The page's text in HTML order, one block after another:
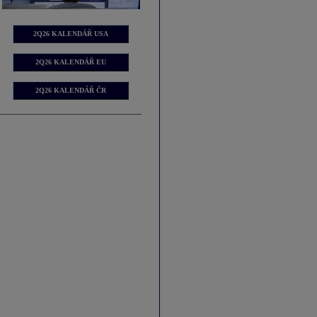
2Q26 KALENDÁŘ USA
2Q26 KALENDÁŘ EU
2Q26 KALENDÁŘ ČR